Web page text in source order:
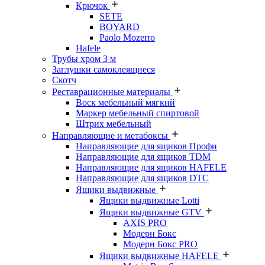
Крючок
SETE
BOYARD
Paolo Mozerro
Hafele
Трубы хром 3 м
Заглушки самоклеящиеся
Скотч
Реставрационные материалы
Воск мебельный мягкий
Маркер мебельный спиртовой
Штрих мебельный
Направляющие и метабоксы
Направляющие для ящиков Профи
Направляющие для ящиков TDM
Направляющие для ящиков HAFELE
Направляющие для ящиков DTC
Ящики выдвижные
Ящики выдвижные Lotti
Ящики выдвижные GTV
AXIS PRO
Модерн Бокс
Модерн Бокс PRO
Ящики выдвижные HAFELE